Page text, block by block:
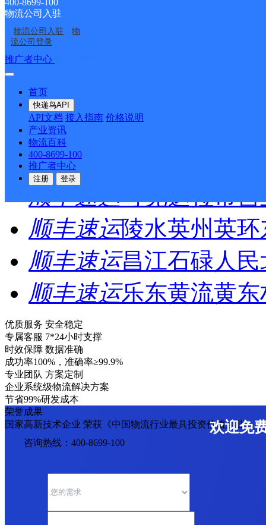
400-8699-100
物流公司入驻
物流公司入驻
物
流公司登录
推广者中心
首页
快递鸟API
API文档 接入指南 价格说明
产业资讯
物流百科
400-8699-100
推广者中心
注册 登录
顺丰速运
顺丰速运
顺丰速运
顺丰速运
顺丰速运
顺丰速运可克达拉市营
顺丰速运陵水英州英
顺丰速运昌江石碌人
顺丰速运乐东黄流黄
优质服务 安全稳定
专属客服 7*24小时支撑
时效保障 数据准确
成功率100%，准确率≥99.9%
专业团队 方案定制
企业系统级物流解决方案
节省99%研发成本
荣誉成果
国家高新技术企业 荣获《中国物流行业最具投资价值企业》
欢迎免
咨询热线：400-8699-100